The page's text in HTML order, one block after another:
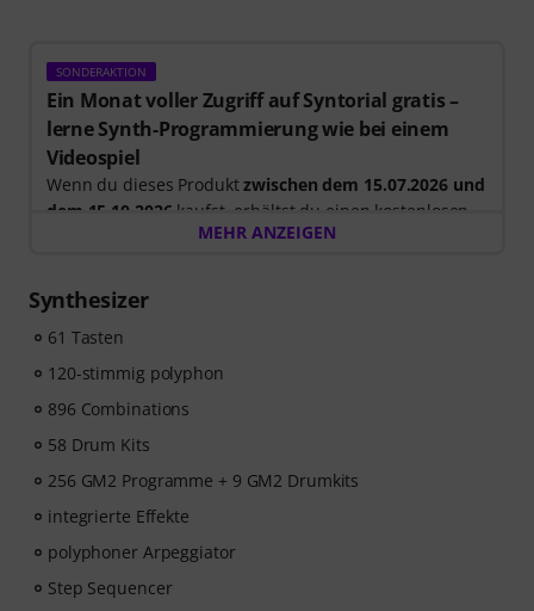
SONDERAKTION
Ein Monat voller Zugriff auf Syntorial gratis –
lerne Synth-Programmierung wie bei einem
Videospiel
Wenn du dieses Produktzwischen dem 15.07.2026 und
dem 15.10.2026 kaufst, erhältst du einen kostenlosen
30-tägigen Testzugang für die Vollversion von
Synth-Programmierung.
Anstatt nur Videos anzuschauen, baust du Leads,
Bässe, Pads und mehr selbst nach. Erhalte direktes
Feedback, während du lernst, wie Oszillatoren, Filter,
Patches zu erstellen. Dein persönlicher Gutscheincode
wird nach deiner Bestellung automatisch per E-Mail
versendet. Keine Kreditkarte erforderlich. Der
beachte, dass die Software nur in englisch verfügbar
ist.
MEHR ANZEIGEN
Synthesizer
61 Tasten
120-stimmig polyphon
896 Combinations
58 Drum Kits
256 GM2 Programme + 9 GM2 Drumkits
integrierte Effekte
polyphoner Arpeggiator
Step Sequencer